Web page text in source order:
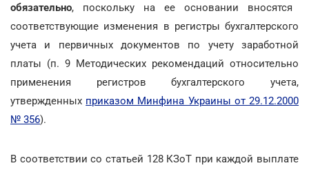
обязательно, поскольку на ее основании вносятся
соответствующие изменения в регистры бухгалтерского
учета и первичных документов по учету заработной
платы (п. 9 Методических рекомендаций относительно
применения регистров бухгалтерского учета,
утвержденных приказом Минфина Украины от 29.12.2000
№ 356).
В соответствии со статьей 128 КЗоТ при каждой выплате